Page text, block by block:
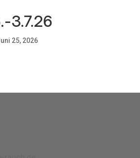
3.7.26
25, 2026